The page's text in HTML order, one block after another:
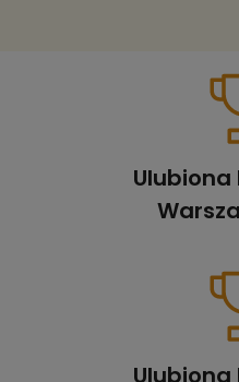
Ulubiona
Ulubiona